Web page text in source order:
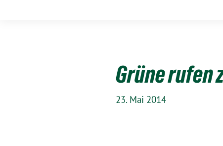
Grüne rufen
23. Mai 2014